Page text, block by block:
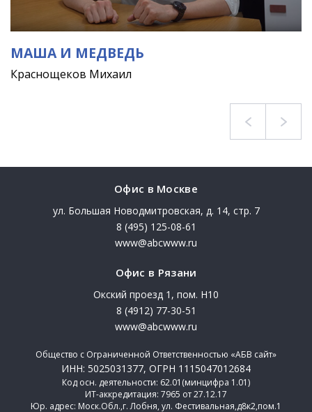
МАША И МЕДВЕДЬ
Краснощеков Михаил
Офис в Москве
ул. Большая Новодмитровская, д. 14, стр. 7
8 (495) 125-08-61
www@abcwww.ru
Офис в Рязани
Окский проезд 1, пом. Н10
8 (4912) 77-30-51
www@abcwww.ru
Общество с Ограниченной Ответственностью «АБВ сайт»
ИНН: 5025031377, ОГРН 1115047012684
Код осн. деятельности: 62.01(минцифра 1.01)
ИТ-аккредитация: 7965 от 27.12.17
Юр. адрес: Моск.Обл.,г. Лобня, ул. Фестивальная,д8к2,пом.1